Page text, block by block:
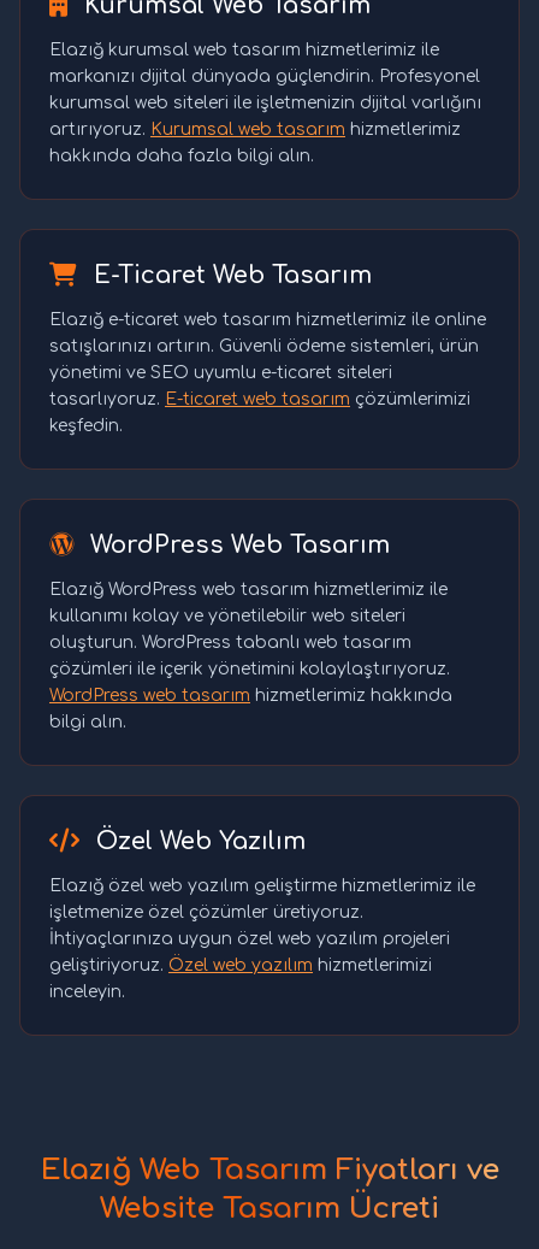
Kurumsal Web Tasarım
Elazığ kurumsal web tasarım hizmetlerimiz ile
markanızı dijital dünyada güçlendirin. Profesyonel
kurumsal web siteleri ile işletmenizin dijital varlığını
artırıyoruz. Kurumsal web tasarım hizmetlerimiz
hakkında daha fazla bilgi alın.
E-Ticaret Web Tasarım
Elazığ e-ticaret web tasarım hizmetlerimiz ile online
satışlarınızı artırın. Güvenli ödeme sistemleri, ürün
yönetimi ve SEO uyumlu e-ticaret siteleri
tasarlıyoruz. E-ticaret web tasarım çözümlerimizi
keşfedin.
WordPress Web Tasarım
Elazığ WordPress web tasarım hizmetlerimiz ile
kullanımı kolay ve yönetilebilir web siteleri
oluşturun. WordPress tabanlı web tasarım
çözümleri ile içerik yönetimini kolaylaştırıyoruz.
WordPress web tasarım hizmetlerimiz hakkında
bilgi alın.
Özel Web Yazılım
Elazığ özel web yazılım geliştirme hizmetlerimiz ile
işletmenize özel çözümler üretiyoruz.
İhtiyaçlarınıza uygun özel web yazılım projeleri
geliştiriyoruz. Özel web yazılım hizmetlerimizi
inceleyin.
Elazığ Web Tasarım Fiyatları ve
Website Tasarım Ücreti